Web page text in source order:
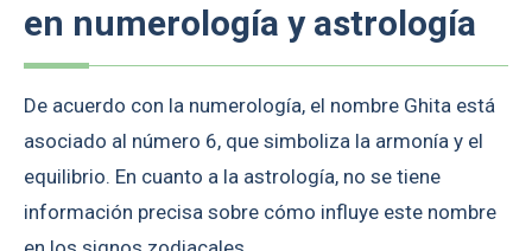
en numerología y astrología
De acuerdo con la numerología, el nombre Ghita está
asociado al número 6, que simboliza la armonía y el
equilibrio. En cuanto a la astrología, no se tiene
información precisa sobre cómo influye este nombre